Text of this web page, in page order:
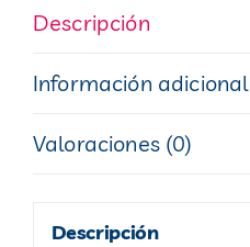
Descripción
Información adicional
Valoraciones (0)
Descripción